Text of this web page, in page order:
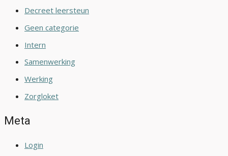
Decreet leersteun
Geen categorie
Intern
Samenwerking
Werking
Zorgloket
Meta
Login